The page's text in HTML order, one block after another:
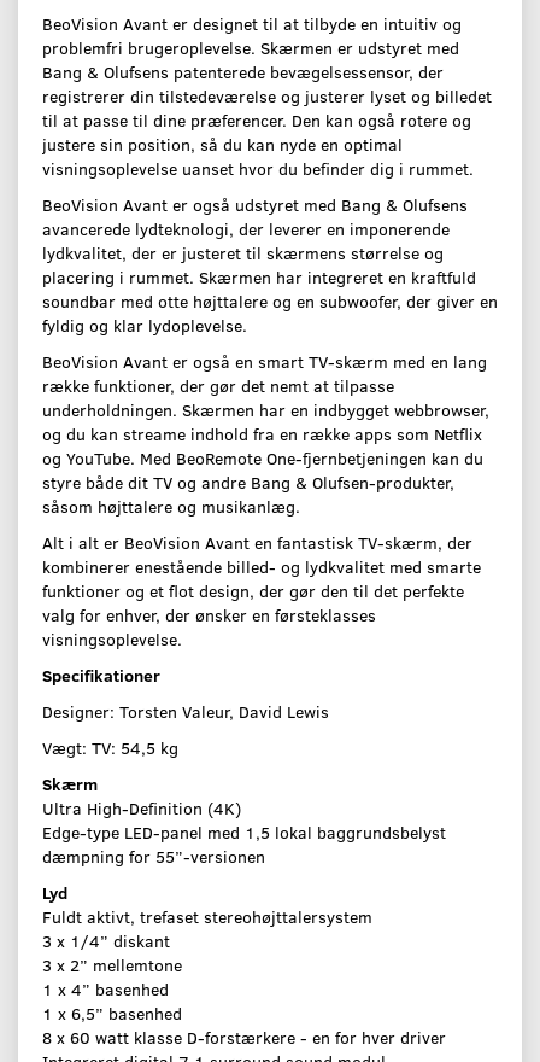
BeoVision Avant er designet til at tilbyde en intuitiv og
problemfri brugeroplevelse. Skærmen er udstyret med
Bang & Olufsens patenterede bevægelsessensor, der
registrerer din tilstedeværelse og justerer lyset og billedet
til at passe til dine præferencer. Den kan også rotere og
justere sin position, så du kan nyde en optimal
visningsoplevelse uanset hvor du befinder dig i rummet.
BeoVision Avant er også udstyret med Bang & Olufsens
avancerede lydteknologi, der leverer en imponerende
lydkvalitet, der er justeret til skærmens størrelse og
placering i rummet. Skærmen har integreret en kraftfuld
soundbar med otte højttalere og en subwoofer, der giver en
fyldig og klar lydoplevelse.
BeoVision Avant er også en smart TV-skærm med en lang
række funktioner, der gør det nemt at tilpasse
underholdningen. Skærmen har en indbygget webbrowser,
og du kan streame indhold fra en række apps som Netflix
og YouTube. Med BeoRemote One-fjernbetjeningen kan du
styre både dit TV og andre Bang & Olufsen-produkter,
såsom højttalere og musikanlæg.
Alt i alt er BeoVision Avant en fantastisk TV-skærm, der
kombinerer enestående billed- og lydkvalitet med smarte
funktioner og et flot design, der gør den til det perfekte
valg for enhver, der ønsker en førsteklasses
visningsoplevelse.
Specifikationer
Designer: Torsten Valeur, David Lewis
Vægt: TV: 54,5 kg
Skærm
Ultra High-Definition (4K)
Edge-type LED-panel med 1,5 lokal baggrundsbelyst
dæmpning for 55”-versionen
Lyd
Fuldt aktivt, trefaset stereohøjttalersystem
3 x 1/4” diskant
3 x 2” mellemtone
1 x 4” basenhed
1 x 6,5” basenhed
8 x 60 watt klasse D-forstærkere - en for hver driver